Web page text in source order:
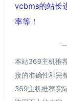
vcbms的站长
率等！
本站369主机推
接的准确性和完
369主机推荐实